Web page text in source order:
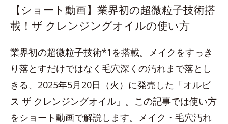
【ショート動画】業界初の超微粒子技術搭
載！ザ クレンジングオイルの使い方
業界初の超微粒子技術*1を搭載。メイクをすっき
り落とすだけではなく毛穴深くの汚れまで落とし
きる、2025年5月20日（火）に発売した「オルビ
ス ザ クレンジングオイル」。この記事では使い方
をショート動画で解説します。メイク・毛穴汚れ